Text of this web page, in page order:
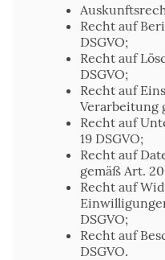
Recht auf
DSGVO;
Recht auf
DSGVO;
Recht auf
Verarbeitung
Recht auf
19 DSGVO;
Recht auf
gemäß Art.
Recht auf
DSGVO;
Recht auf
DSGVO.